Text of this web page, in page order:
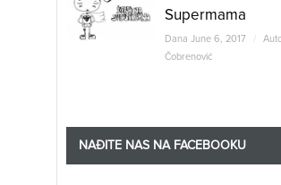
Supermama
Dana June 6, 2017
Čobrenović
NAĐITE NAS NA FACEBOOKU